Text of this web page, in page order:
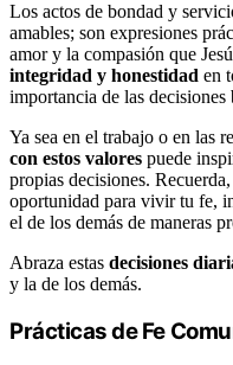
Los actos de bondad y
amables; son expresiones
amor y la compasión que
integridad y honestidad en
importancia de las decisiones
Ya sea en el trabajo o en las
con estos valores puede
propias decisiones.
oportunidad para vivir tu fe,
el de los demás de maneras
Abraza estas decisiones
y la de los demás.
Prácticas de Fe